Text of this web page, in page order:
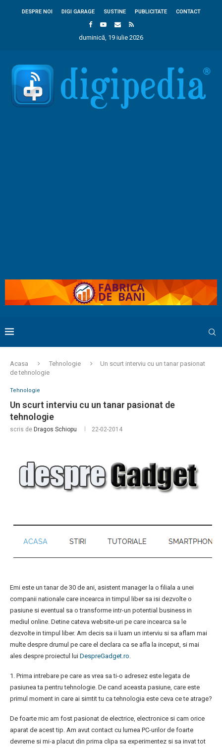
DESPRE NOI DIGI GARAGE SUSTINE PUBLICITATE CONTACT
duminică, 19 iulie 2026
Acasa Tehnologie
Un scurt interviu cu un tanar pasionat
de tehnologie
Tehnologie
Un scurt interviu cu un tanar pasionat de
tehnologie
scris de Dragos Schiopu 22-02-2014
Emi este un tanar de 30 de ani, asistent manager la o filiala a unei
companii nationale care incearca in timpul liber sa isi dezvolte o
pasiune si eventual sa o transforme intr-un potential business in
mediul online. Detine cateva website-uri pe care incearca sa le
dezvolte in timpul liber. Am decis sa ii luam un interviu si sa aflam mai
multe despre drumul pe care el declara ca se afla la inceput, si mai
ales despre proiectul lui DespreGadget.ro.
1. Prima intrebare pe care as vrea sa ti-o adresez este legata de
pasiunea ta pentru tehnologie. De cand aceasta pasiune, care este
primul moment in care ai simtit tu ca tehnologia este ceva ce te atrage?
De foarte mic am fost pasionat de electrice, electronice si cam orice
aparat de acest tip. Am avut contact cu lumea PC-urilor de foarte
devreme si mi-a placut din prima clipa sa experimentez si sa invat tot